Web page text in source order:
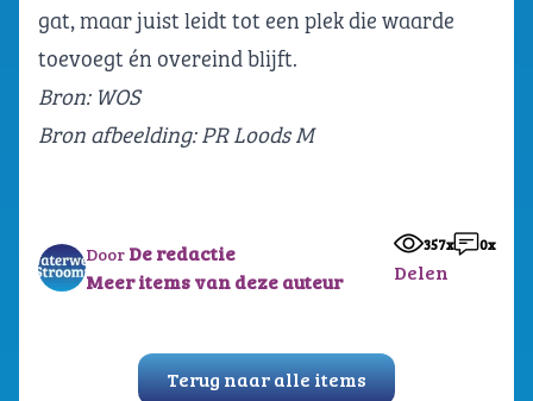
gat, maar juist leidt tot een plek die waarde
toevoegt én overeind blijft.
Bron: WOS
Bron afbeelding: PR Loods M
Door De redactie
Meer items van deze auteur
357x 0x
Delen
Terug naar alle items